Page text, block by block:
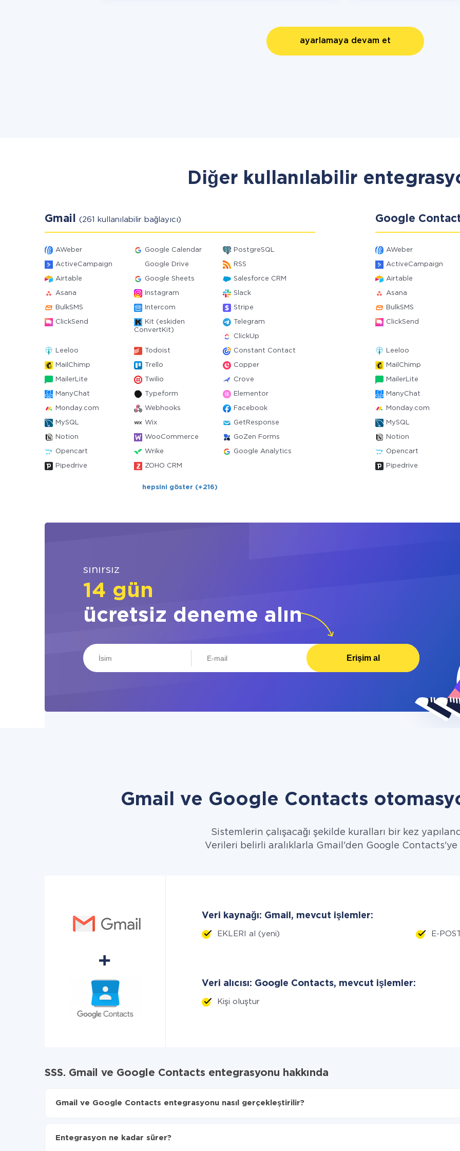
ayarlamaya devam et
Diğer kullanılabilir
Gmail (261 kullanılabilir bağlayıcı)
AWeber Google Calendar PostgreSQL
ActiveCampaign Google Drive RSS
Airtable Google Sheets Salesforce CRM
Asana Instagram Slack
BulkSMS Intercom Stripe
ClickSend
Kit (eskiden
ConvertKit)
Telegram
ClickUp
Leeloo Todoist Constant Contact
MailChimp Trello Copper
MailerLite Twilio Crove
ManyChat Typeform Elementor
Monday.com Webhooks Facebook
MySQL Wix GetResponse
Notion WooCommerce GoZen Forms
Opencart Wrike Google Analytics
Pipedrive ZOHO CRM
hepsini göster (+216)
Google
AWeber
ActiveCampaign
Airtable
Asana
BulkSMS
ClickSend
Leeloo
MailChimp
MailerLite
ManyChat
Monday.com
MySQL
Notion
Opencart
Pipedrive
sınırsız
14 gün
ücretsiz deneme alın
Erişim al
Gmail ve Google Contacts
Sistemlerin çalışacağı şekilde kuralları bir kez
Verileri belirli aralıklarla Gmail'den Google
Veri kaynağı: Gmail, mevcut işlemler:
EKLERI al (yeni) E-
Veri alıcısı: Google Contacts, mevcut işlemler:
Kişi oluştur
SSS. Gmail ve Google Contacts entegrasyonu hakkında
Gmail ve Google Contacts entegrasyonu nasıl gerçekleştirilir?
Otomatik güncellemeyi aç
Entegrasyon ne kadar sürer?